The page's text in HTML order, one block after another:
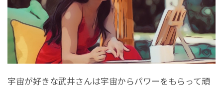
宇宙が好きな武井さんは宇宙からパワーをもらって頑